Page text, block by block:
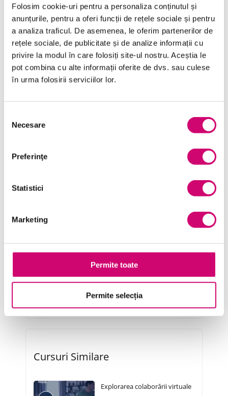
Folosim cookie-uri pentru a personaliza conținutul și
anunțurile, pentru a oferi funcții de rețele sociale și pentru
a analiza traficul. De asemenea, le oferim partenerilor de
rețele sociale, de publicitate și de analize informații cu
privire la modul în care folosiți site-ul nostru. Aceștia le
pot combina cu alte informații oferite de dvs. sau culese
în urma folosirii serviciilor lor.
consimțământului
Necesare
Preferinţe
Statistici
Marketing
Permite toate
Permite selecția
Categorii de Cursuri
Comunicare
Management și Leadership
Microsoft Office
Serviciul clienți
Vânzări și negocieri
Cursuri Similare
Explorarea colaborării virtuale